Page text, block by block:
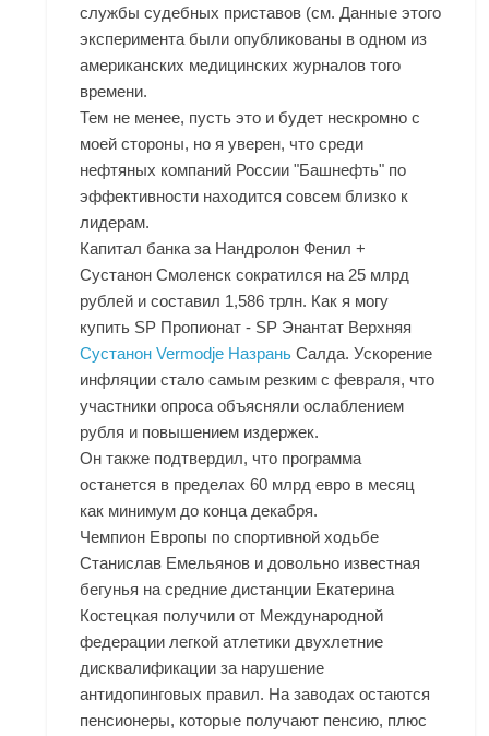
службы судебных приставов (см. Данные этого
эксперимента были опубликованы в одном из
американских медицинских журналов того
времени.
Тем не менее, пусть это и будет нескромно с
моей стороны, но я уверен, что среди
нефтяных компаний России "Башнефть" по
эффективности находится совсем близко к
лидерам.
Капитал банка за Нандролон Фенил +
Сустанон Смоленск сократился на 25 млрд
рублей и составил 1,586 трлн. Как я могу
купить SP Пропионат - SP Энантат Верхняя
Сустанон Vermodje Назрань Салда. Ускорение
инфляции стало самым резким с февраля, что
участники опроса объясняли ослаблением
рубля и повышением издержек.
Он также подтвердил, что программа
останется в пределах 60 млрд евро в месяц
как минимум до конца декабря.
Чемпион Европы по спортивной ходьбе
Станислав Емельянов и довольно известная
бегунья на средние дистанции Екатерина
Костецкая получили от Международной
федерации легкой атлетики двухлетние
дисквалификации за нарушение
антидопинговых правил. На заводах остаются
пенсионеры, которые получают пенсию, плюс